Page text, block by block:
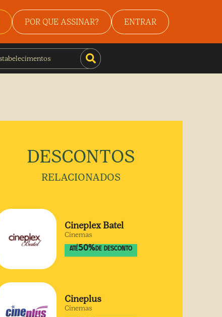
POR QUE ASSINAR? ENTRAR
DESCONTOS
RELACIONADOS
Cineplex Batel
Cinemas
ATÉ50%DE DESCONTO
Cineplus
Cinemas